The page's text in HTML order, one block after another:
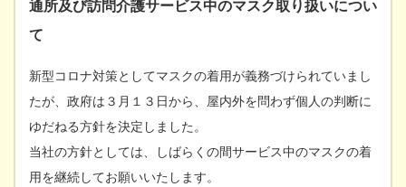
通所及び訪問介護サービス中のマスク取り扱いについ
て
新型コロナ対策としてマスクの着用が義務づけられていまし
たが、政府は３月１３日から、屋内外を問わず個人の判断に
ゆだねる方針を決定しました。
当社の方針としては、しばらくの間サービス中のマスクの着
用を継続してお願いいたします。